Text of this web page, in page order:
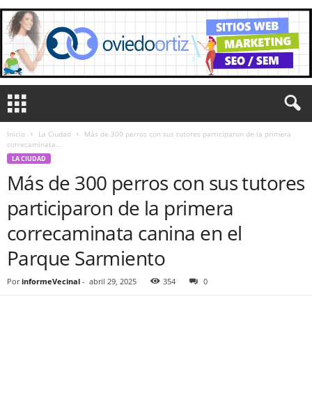
Inicio La Ciudad
Más de 300 perros con sus tutores participaron de la primera
correcaminata...
LA CIUDAD
Más de 300 perros con sus tutores
participaron de la primera
correcaminata canina en el
Parque Sarmiento
Por informeVecinal - abril 29, 2025 354 0